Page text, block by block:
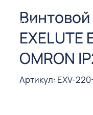
EXELUTE
OMRON
Артикул: EXV-